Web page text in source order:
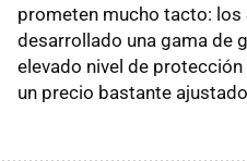
prometen mucho tacto: los
desarrollado una gama de
elevado nivel de
un precio bastante